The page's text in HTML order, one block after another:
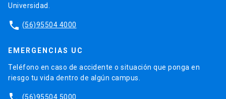
Universidad.
phone (56)95504 4000
EMERGENCIAS UC
Teléfono en caso de accidente o situación que ponga en
riesgo tu vida dentro de algún campus.
(56)95504 5000